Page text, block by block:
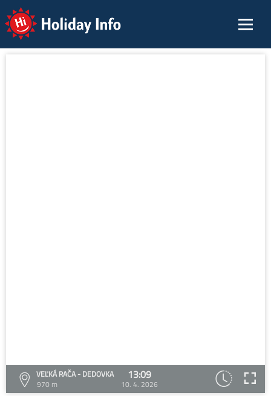
Holiday Info
VEĽKÁ RAČA - DEDOVKA
970 m
13:09
10. 4. 2026